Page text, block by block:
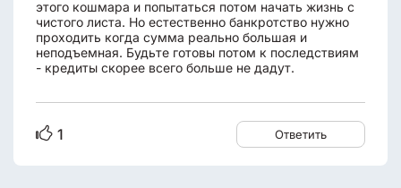
этого кошмара и попытаться потом начать жизнь с
чистого листа. Но естественно банкротство нужно
проходить когда сумма реально большая и
неподъемная. Будьте готовы потом к последствиям
- кредиты скорее всего больше не дадут.
1 Ответить